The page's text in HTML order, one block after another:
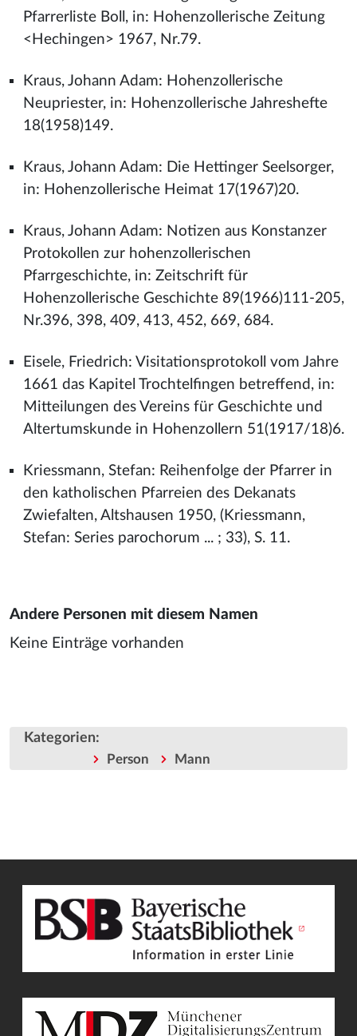
Pfarrerliste Boll, in: Hohenzollerische Zeitung
<Hechingen> 1967, Nr.79.
Kraus, Johann Adam: Hohenzollerische
Neupriester, in: Hohenzollerische Jahreshefte
18(1958)149.
Kraus, Johann Adam: Die Hettinger Seelsorger,
in: Hohenzollerische Heimat 17(1967)20.
Kraus, Johann Adam: Notizen aus Konstanzer
Protokollen zur hohenzollerischen
Pfarrgeschichte, in: Zeitschrift für
Hohenzollerische Geschichte 89(1966)111-205,
Nr.396, 398, 409, 413, 452, 669, 684.
Eisele, Friedrich: Visitationsprotokoll vom Jahre
1661 das Kapitel Trochtelfingen betreffend, in:
Mitteilungen des Vereins für Geschichte und
Altertumskunde in Hohenzollern 51(1917/18)6.
Kriessmann, Stefan: Reihenfolge der Pfarrer in
den katholischen Pfarreien des Dekanats
Zwiefalten, Altshausen 1950, (Kriessmann,
Stefan: Series parochorum ... ; 33), S. 11.
Andere Personen mit diesem Namen
Keine Einträge vorhanden
Kategorien:
Person Mann